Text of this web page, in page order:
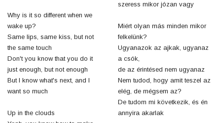
Why is it so different when we
wake up?
Same lips, same kiss, but not
the same touch
Don't you know that you do it
just enough, but not enough
But I know what's next, and I
want so much
Up in the clouds
szeress mikor józan vagy
Miért olyan más minden mikor
felkelünk?
Ugyanazok az ajkak, ugyanaz
a csók,
de az érintésed nem ugyanaz
Nem tudod, hogy amit teszel az
elég, de mégsem az?
De tudom mi következik, és én
annyira akarlak